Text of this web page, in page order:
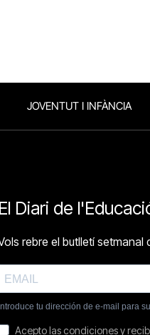
JOVENTUT I INFÀNCIA